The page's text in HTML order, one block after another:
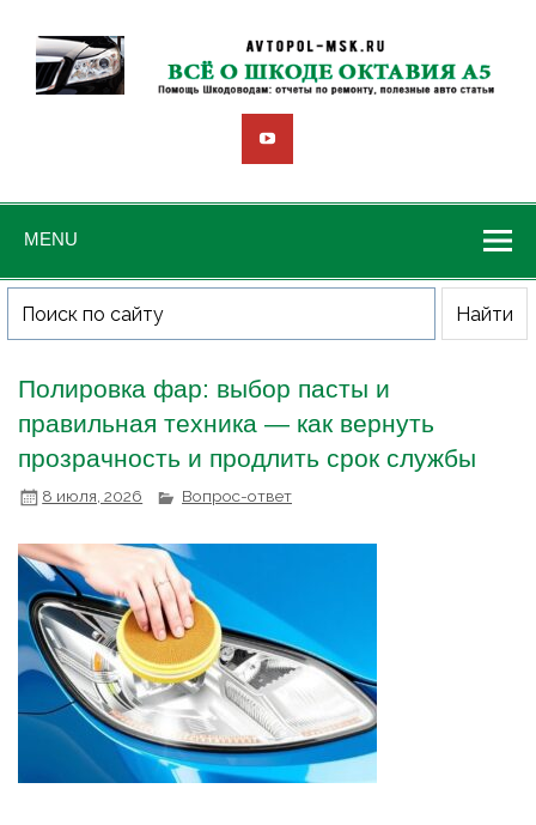
MENU
Полировка фар: выбор пасты и
правильная техника — как вернуть
прозрачность и продлить срок службы
8 июля, 2026 Вопрос-ответ